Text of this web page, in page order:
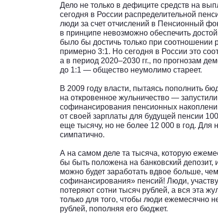
Дело не только в дефиците средств на
сегодня в России распределительной
люди за счет отчислений в Пенсионный
в принципе невозможно обеспечить
было бы достичь только при
примерно 3:1. Но сегодня в России это
а в период 2020–2030 гг., по прогнозам
до 1:1 — общество неумолимо стареет.
В 2009 году власти, пытаясь пополнить
на откровенное жульничество —
софинансирования пенсионных
от своей зарплаты для будущей пенсии
еще тысячу, но не более 12 000 в год. Для
симпатично.
А на самом деле та тысяча, которую
бы быть положена на банковский депозит,
можно будет заработать вдвое больше,
софинансирования» пенсий! Люди,
потеряют сотни тысяч рублей, а вся эта
только для того, чтобы люди ежемесячно
рублей, пополняя его бюджет.